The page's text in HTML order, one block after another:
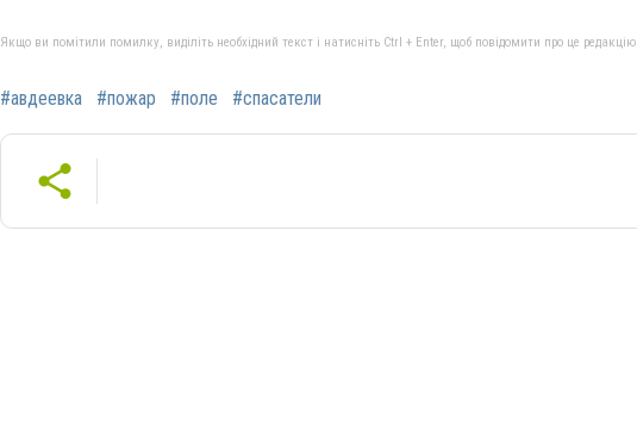
Якщо ви помітили помилку, виділіть необхідний текст і натисніть Ctrl + Enter, щоб повідомити про це редакцію
#авдеевка #пожар #поле #спасатели